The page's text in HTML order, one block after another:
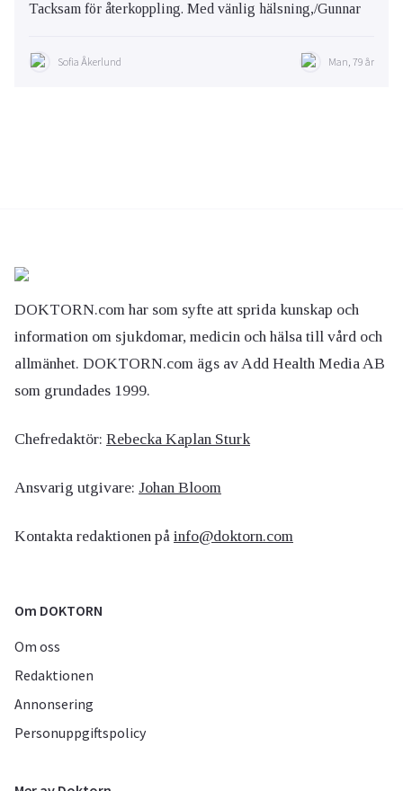
Tacksam för återkoppling. Med vänlig hälsning,/Gunnar
Sofia Åkerlund Man, 79 år
DOKTORN.com har som syfte att sprida kunskap och
information om sjukdomar, medicin och hälsa till vård och
allmänhet. DOKTORN.com ägs av Add Health Media AB
som grundades 1999.
Chefredaktör: Rebecka Kaplan Sturk
Ansvarig utgivare: Johan Bloom
Kontakta redaktionen på info@doktorn.com
Om DOKTORN
Om oss
Redaktionen
Annonsering
Personuppgiftspolicy